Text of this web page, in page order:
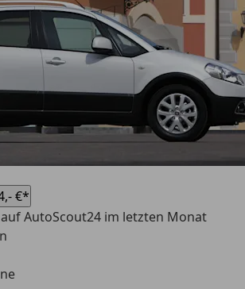
€*
AutoScout24 im letzten Monat